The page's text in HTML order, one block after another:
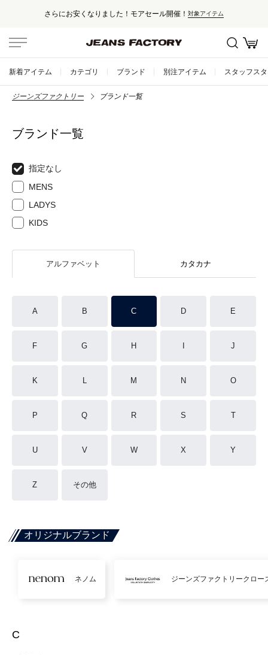
対象アイテム セール対象外アイテムは10%ポ
新着アイテム カテゴリ ブランド 別注アイテム スタッフス
ジーンズファクトリー ブランド一覧
ブランド一覧
指定なし
MENS
LADYS
KIDS
アルファベット カタカナ
A B C D E
F G H J
K L M N O
P Q R S T
U V W X Y
Z その他
オリジナルブランド
ネノム ジーンズファクトリークロー
C